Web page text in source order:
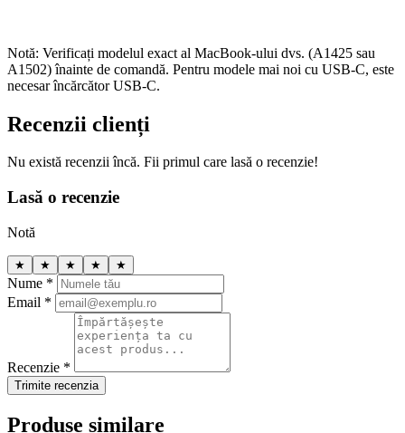
Notă: Verificați modelul exact al MacBook-ului dvs. (A1425 sau
A1502) înainte de comandă. Pentru modele mai noi cu USB-C, este
necesar încărcător USB-C.
Recenzii clienți
Nu există recenzii încă. Fii primul care lasă o recenzie!
Lasă o recenzie
Notă
★ ★ ★ ★ ★
Nume *
Email *
Recenzie *
Trimite recenzia
Produse similare